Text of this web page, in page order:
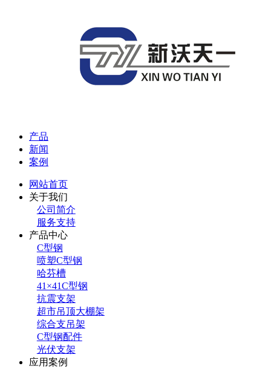
产品
新闻
案例
网站首页
关于我们
公司简介
服务支持
产品中心
C型钢
喷塑C型钢
哈芬槽
41×41C型钢
抗震支架
超市吊顶大棚架
综合支吊架
C型钢配件
光伏支架
应用案例